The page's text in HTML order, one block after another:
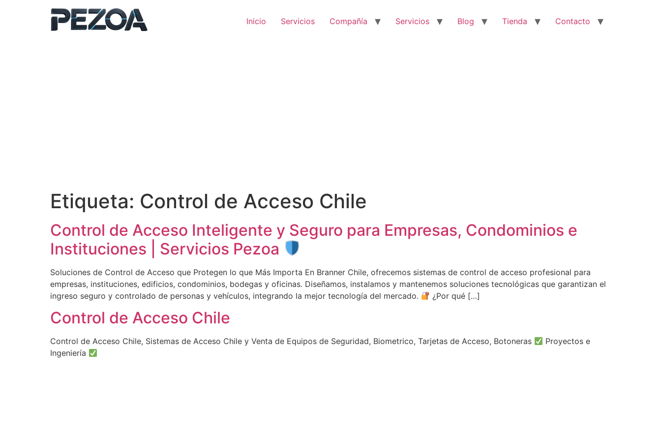
Inicio Servicios Compañía Servicios Blog Tienda Contacto
Etiqueta: Control de Acceso Chile
Control de Acceso Inteligente y Seguro para Empresas, Condominios e
Instituciones | Servicios Pezoa
Soluciones de Control de Acceso que Protegen lo que Más Importa En Branner Chile, ofrecemos sistemas de control de acceso profesional para
empresas, instituciones, edificios, condominios, bodegas y oficinas. Diseñamos, instalamos y mantenemos soluciones tecnológicas que garantizan el
ingreso seguro y controlado de personas y vehículos, integrando la mejor tecnología del mercado.
¿Por qué […]
Control de Acceso Chile
Control de Acceso Chile, Sistemas de Acceso Chile y Venta de Equipos de Seguridad, Biometrico, Tarjetas de Acceso, Botoneras
Proyectos e
Ingeniería